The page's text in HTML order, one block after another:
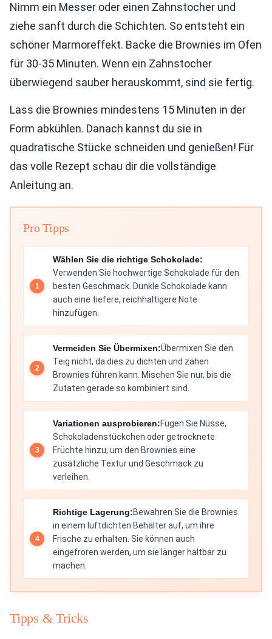
Nimm ein Messer oder einen Zahnstocher und
ziehe sanft durch die Schichten. So entsteht ein
schöner Marmoreffekt. Backe die Brownies im Ofen
für 30-35 Minuten. Wenn ein Zahnstocher
überwiegend sauber herauskommt, sind sie fertig.
Lass die Brownies mindestens 15 Minuten in der
Form abkühlen. Danach kannst du sie in
quadratische Stücke schneiden und genießen! Für
das volle Rezept schau dir die vollständige
Anleitung an.
Pro Tipps
Wählen Sie die richtige Schokolade:
Verwenden Sie hochwertige Schokolade für den
besten Geschmack. Dunkle Schokolade kann
auch eine tiefere, reichhaltigere Note
hinzufügen.
Vermeiden Sie Übermixen:Übermixen Sie den
Teig nicht, da dies zu dichten und zähen
Brownies führen kann. Mischen Sie nur, bis die
Zutaten gerade so kombiniert sind.
Variationen ausprobieren:Fügen Sie Nüsse,
Schokoladenstückchen oder getrocknete
Früchte hinzu, um den Brownies eine
zusätzliche Textur und Geschmack zu
verleihen.
Richtige Lagerung:Bewahren Sie die Brownies
in einem luftdichten Behälter auf, um ihre
Frische zu erhalten. Sie können auch
eingefroren werden, um sie länger haltbar zu
machen.
Tipps & Tricks